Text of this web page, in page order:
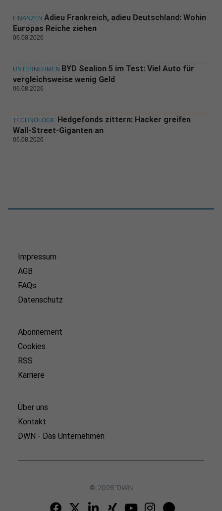
FINANZEN Adieu Frankreich, adieu Deutschland: Wohin
Europas Reiche ziehen
06.08.2026
UNTERNEHMEN BYD Sealion 5 im Test: Viel Auto für
vergleichsweise wenig Geld
06.08.2026
TECHNOLOGIE Hedgefonds zittern: Hacker greifen
Wall-Street-Giganten an
06.08.2026
Impressum
AGB
FAQs
Datenschutz
Abonnement
Cookies
RSS
Karriere
Über uns
Kontakt
DWN - Das Unternehmen
© 2026 DWN